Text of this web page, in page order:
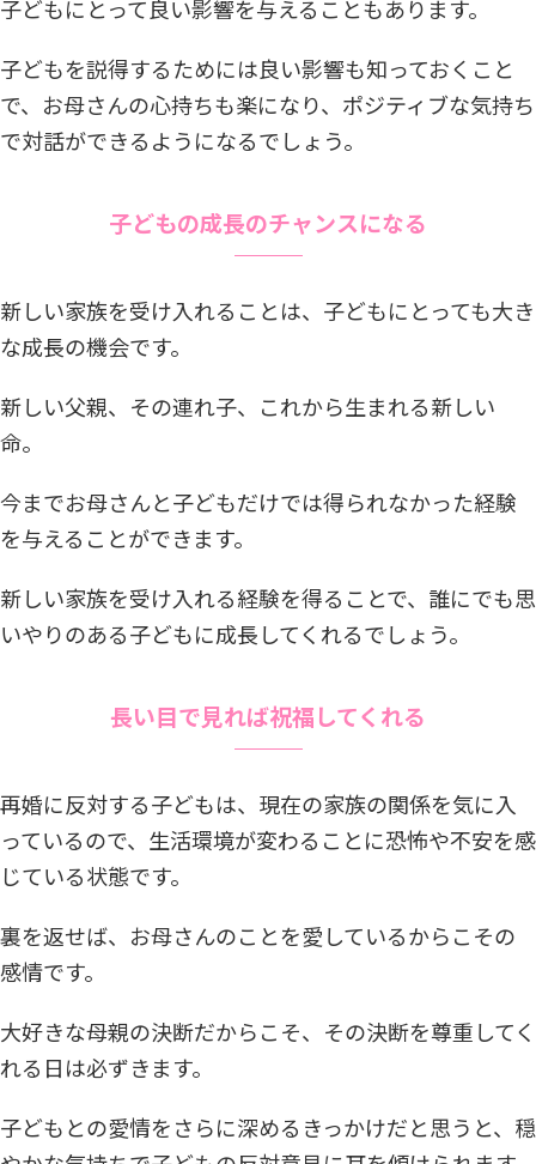
子どもにとって良い影響を与えることもあります。
子どもを説得するためには良い影響も知っておくこと
で、お母さんの心持ちも楽になり、ポジティブな気持ち
で対話ができるようになるでしょう。
子どもの成長のチャンスになる
新しい家族を受け入れることは、子どもにとっても大き
な成長の機会です。
新しい父親、その連れ子、これから生まれる新しい
命。
今までお母さんと子どもだけでは得られなかった経験
を与えることができます。
新しい家族を受け入れる経験を得ることで、誰にでも思
いやりのある子どもに成長してくれるでしょう。
長い目で見れば祝福してくれる
再婚に反対する子どもは、現在の家族の関係を気に入
っているので、生活環境が変わることに恐怖や不安を感
じている状態です。
裏を返せば、お母さんのことを愛しているからこその
感情です。
大好きな母親の決断だからこそ、その決断を尊重してく
れる日は必ずきます。
子どもとの愛情をさらに深めるきっかけだと思うと、穏